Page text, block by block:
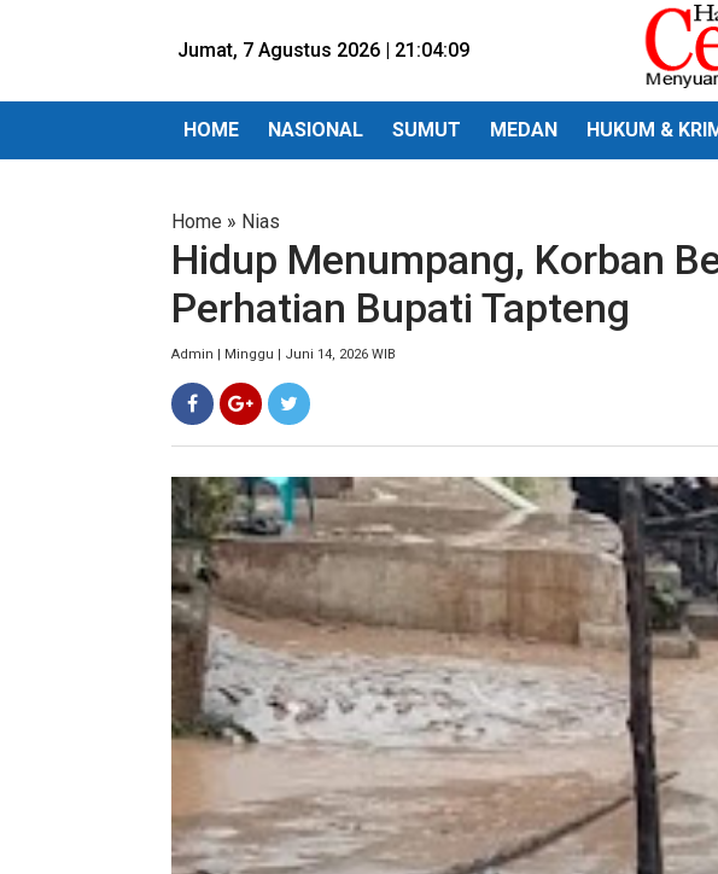
Jumat, 7 Agustus 2026 | 21:04:11
HOME NASIONAL SUMUT MEDAN HUKUM &
Home » Nias
Hidup Menumpang, Korban
Perhatian Bupati Tapteng
Admin | Minggu | Juni 14, 2026 WIB